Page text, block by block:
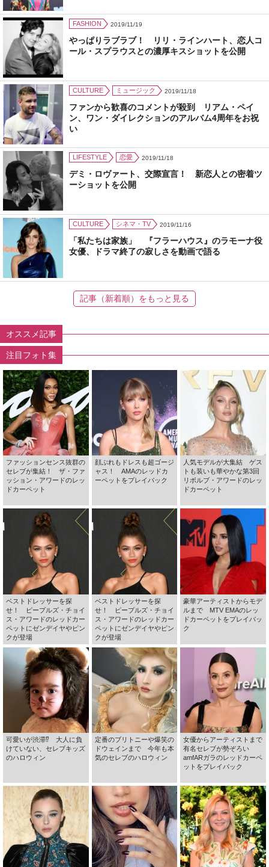
FASHION 2019/11/19
やっぱりラブラブ！ リリ・ラインハート、恋人コ
ール・スプラウスとの濃厚キスショットを公開
CULTURE ミュージック 2019/11/18
ファンから歓喜のコメントが殺到 リアム・ペイ
ン、ワン・ダイレクションのアルバム4周年をお祝
い
LIFESTYLE 恋愛 2019/11/18
デミ・ロヴァート、交際宣言！ 新恋人との密着ツ
ーショットを公開
CULTURE シネマ・TV 2019/11/16
「私たちは家族」 『フラーハウス』のラモーナ役
女優、ドラマ終了の寂しさを動画で語る
記事（新着順）をもっと見る
オススメ記事
注目フォト集
ファッションセンス抜群の
セレブが集結！ ザ・ファ
ッション・アワードのレッ
ドカーペット
顔ぶれもドレスも超ゴージ
ャス！ AMAのレッドカ
ーペットをプレイバック
人気モデルが大集結 ゲス
トも装いも華やかな第3回
リボルブ・アワードのレッ
ドカーペット
ベストドレッサーを探
せ！ ピープルズ・チョイ
ス・アワードのレッドカー
ペットにゼンデイヤやピン
クが登場
ベストドレッサーを探
せ！ ピープルズ・チョイ
ス・アワードのレッドカー
ペットにゼンデイヤやピン
クが登場
豪華アーティストからモデ
ルまで MTV EMAのレッ
ドカーペットをプレイバッ
ク
可愛いが渋滞⁉ 大人に負
けていない、セレブキッズ
のハロウィン
定番のブリトニーや爆笑の
ドウェインまで 今年も本
気のセレブのハロウィン
女優からアーティストまで
有名セレブが勢ぞろい
amfARガラのレッドカーペ
ットをプレイバック